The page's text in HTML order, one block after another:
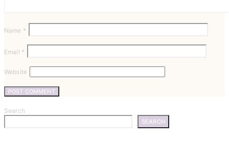
Name *
Email *
Website
Search
SEARCH